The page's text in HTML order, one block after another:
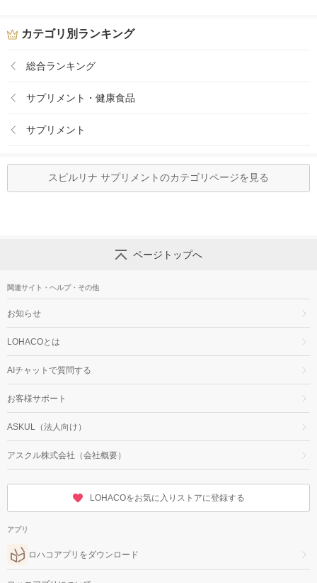
カテゴリ別ランキング
総合ランキング
サプリメント・健康食品
サプリメント
スピルリナ サプリメントのカテゴリページを見る
ページトップへ
関連サイト・ヘルプ・その他
お知らせ
LOHACOとは
AIチャットで質問する
お客様サポート
ASKUL（法人向け）
アスクル株式会社（会社概要）
LOHACOをお気に入りストアに登録する
アプリ
ロハコアプリをダウンロード